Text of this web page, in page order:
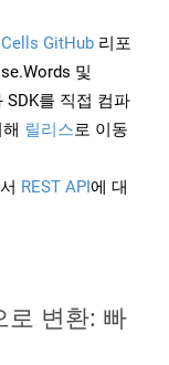
GitHub 리포
및
SDK를 직접 컴파
릴리스로 이동
REST API에 대
로 변환: 빠